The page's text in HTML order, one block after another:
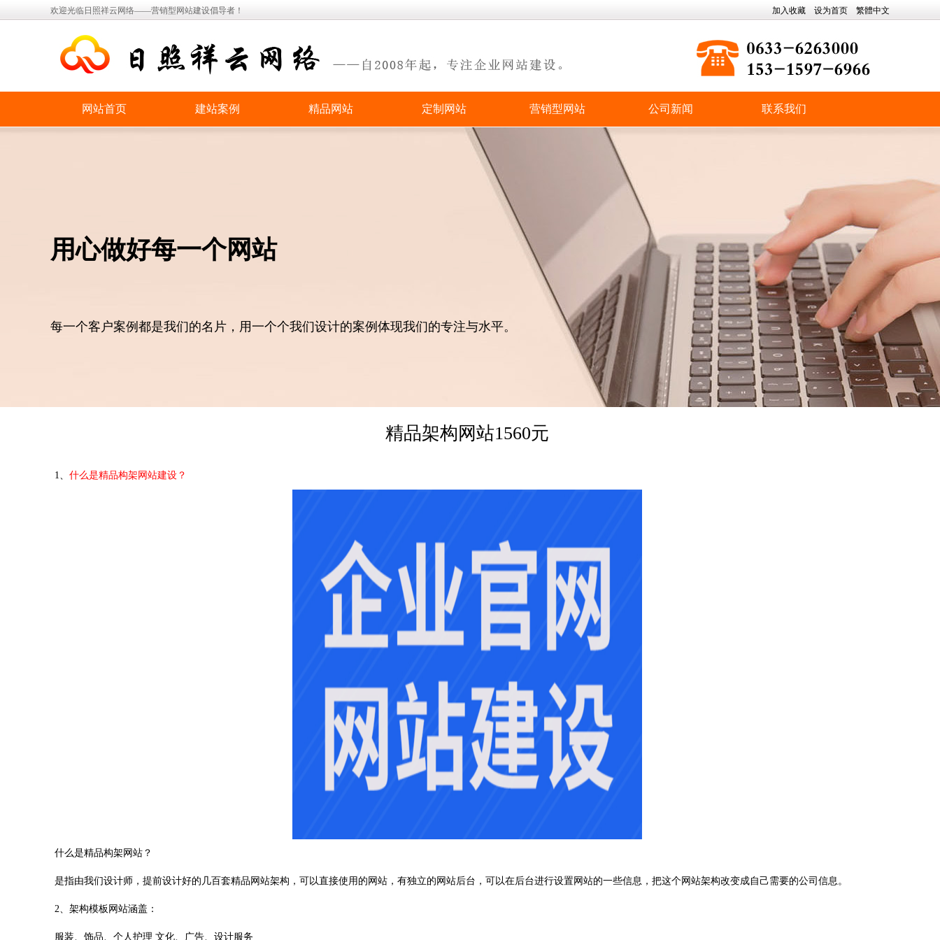
欢迎光临日照祥云网络——营销型网站建设倡导者！ 加入收藏 设为首页 繁體中文
网站首页 建站案例 精品网站 定制网站 营销型网站 公司新闻 联系我们
用心做好每一个网站
每一个客户案例都是我们的名片，用一个个我们设计的案例体现我们的专注与水平。
精品架构网站1560元
1、 什么是精品构架网站建设？
什么是精品构架网站？
是指由我们设计师，提前设计好的几百套精品网站架构，可以直接使用的网站，有独立的网站后台，可以在后台进行设置网站的一些信息，把这个网站架构改变成自己需要的公司信息。
2、架构模板网站涵盖：
服装、饰品、个人护理 文化、广告、设计服务